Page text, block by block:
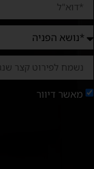
מאשר דיוור